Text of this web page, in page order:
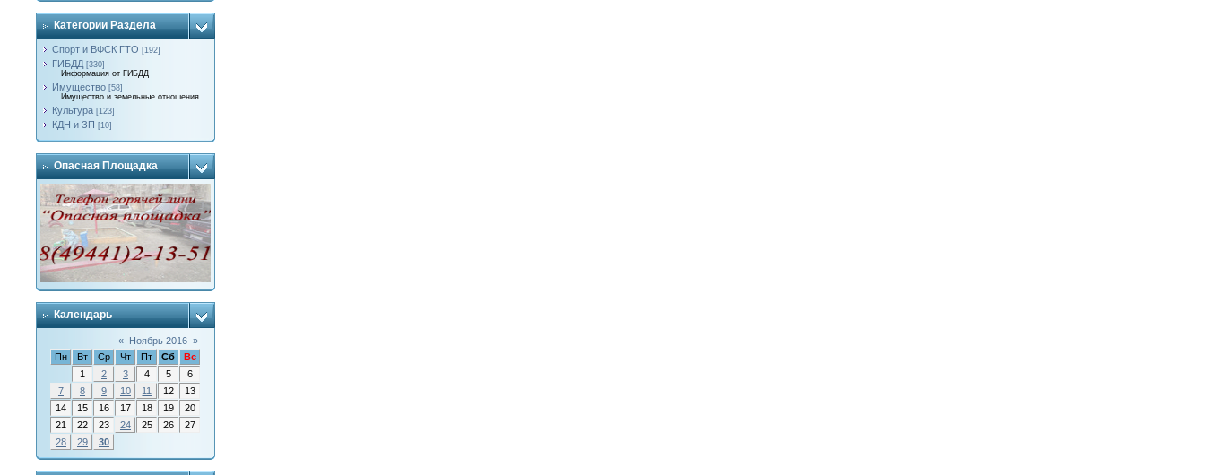
Категории Раздела
Спорт и ВФСК ГТО [192]
ГИБДД [330]
Информация от ГИБДД
Имущество [58]
Имущество и земельные отношения
Культура [123]
КДН и ЗП [10]
Опасная Площадка
Календарь
« Ноябрь 2016 »
Пн
Вт Ср Чт Пт Сб
Вс
1
2 3 4 5
6
7
8 9 10 11 12
13
14
15 16 17 18 19
20
21
22 23 24 25 26
27
28
29 30